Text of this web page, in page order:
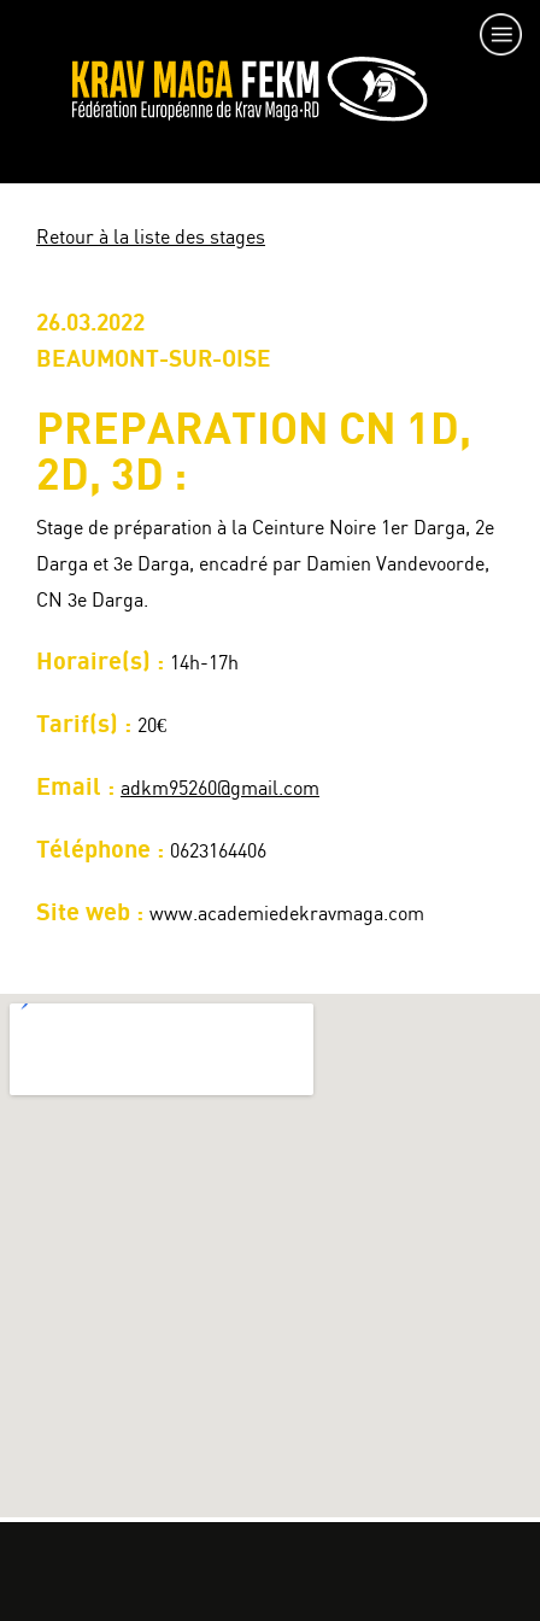
Retour à la liste des stages
26.03.2022
BEAUMONT-SUR-OISE
PREPARATION CN 1D,
2D, 3D :
Stage de préparation à la Ceinture Noire 1er Darga, 2e
Darga et 3e Darga, encadré par Damien Vandevoorde,
CN 3e Darga.
Horaire(s) : 14h-17h
Tarif(s) : 20€
Email : adkm95260@gmail.com
Téléphone : 0623164406
Site web : www.academiedekravmaga.com